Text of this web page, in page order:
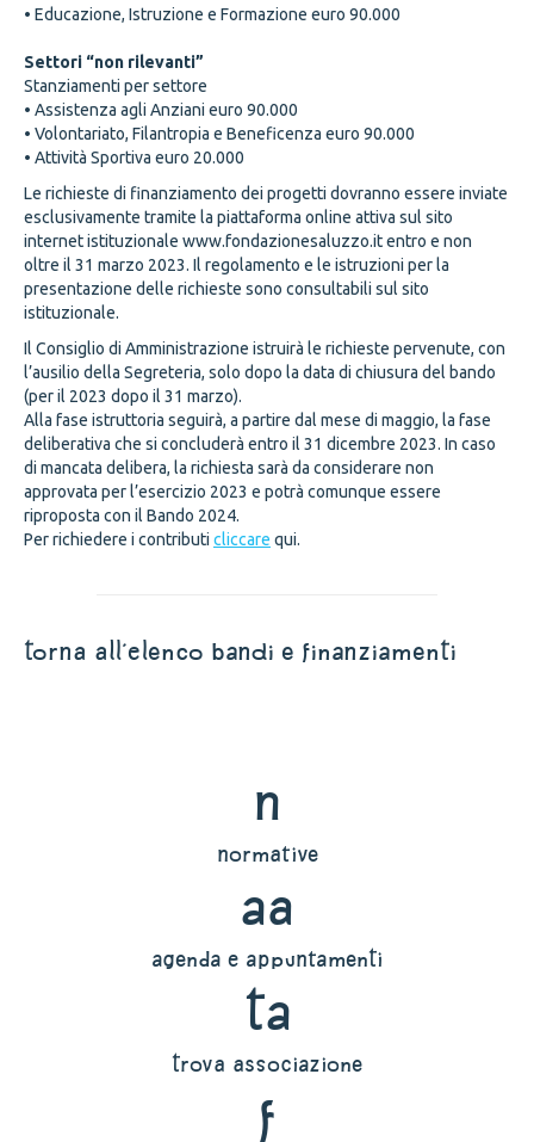
• Educazione, Istruzione e Formazione euro 90.000
Settori “non rilevanti”
Stanziamenti per settore
• Assistenza agli Anziani euro 90.000
• Volontariato, Filantropia e Beneficenza euro 90.000
• Attività Sportiva euro 20.000
Le richieste di finanziamento dei progetti dovranno essere inviate
esclusivamente tramite la piattaforma online attiva sul sito
internet istituzionale www.fondazionesaluzzo.it entro e non
oltre il 31 marzo 2023. Il regolamento e le istruzioni per la
presentazione delle richieste sono consultabili sul sito
istituzionale.
Il Consiglio di Amministrazione istruirà le richieste pervenute, con
l’ausilio della Segreteria, solo dopo la data di chiusura del bando
(per il 2023 dopo il 31 marzo).
Alla fase istruttoria seguirà, a partire dal mese di maggio, la fase
deliberativa che si concluderà entro il 31 dicembre 2023. In caso
di mancata delibera, la richiesta sarà da considerare non
approvata per l’esercizio 2023 e potrà comunque essere
riproposta con il Bando 2024.
Per richiedere i contributi cliccare qui.
torna all'elenco bandi e finanziamenti
n
normative
aa
agenda e appuntamenti
ta
trova associazione
f